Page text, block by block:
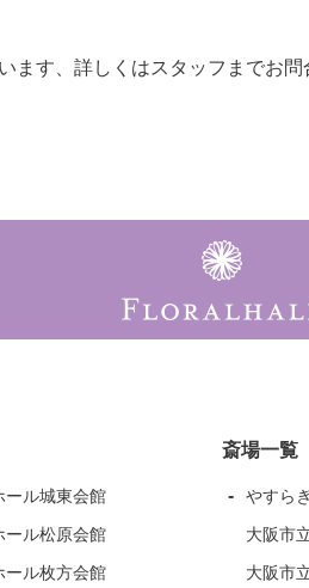
す、詳しくはスタッフまでお問
ール城東会館
ール松原会館
ール枚方会館
斎場一覧
やすら
大阪市
大阪市